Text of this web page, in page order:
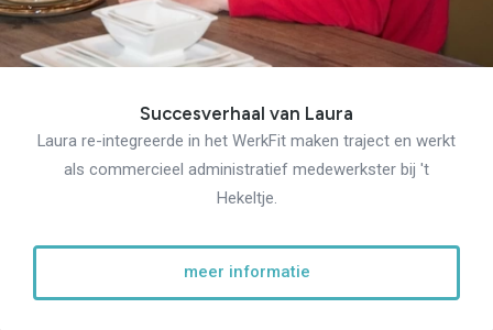
Brochure
Ons testcentrum
LeerWerkburo
Team
Vacatures
Nieuws
Contact
Klanten aan het
woord
Succesverhaal van Laura
Laura re-integreerde in het WerkFit maken traject en werkt
als commercieel administratief medewerkster bij 't
Hekeltje.
meer informatie